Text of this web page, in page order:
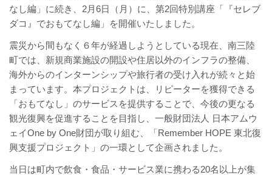
なし編」に続き、2月6日（月）に、第2回特別講座「『セレブ
ダコ』でおもてなし編」を開催いたしました。
震災から間もなく６年が経過しようとしている現在、南三陸
町では、新規商業施設の開設や住居以外のインフラの整備、
海外からのインターンシップや旅行者の受け入れが続々と始
まっています。本プロジェクトは、リピーターを獲得できる
「おもてなし」のサービスを提供することで、今後の更なる
観光復興を促進することを目指し、一般財団法人 日本アムウ
ェイOne by One財団が取り組む、「Remember HOPE 東北復
興支援プロジェクト」の一環として企画されました。
当日は町内で飲食・食品・サービス業に携わる20名以上が集